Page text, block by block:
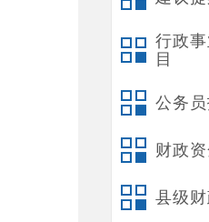
行政
目
公务
财政
县级